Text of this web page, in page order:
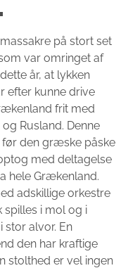
på stort set
var omringet af
år, at lykken
efter kunne drive
frit med
Rusland. Denne
den græske påske
med deltagelse
hele Grækenland.
adskillige orkestre
spilles i mol og i
alvor. En
den har kraftige
stolthed er vel ingen